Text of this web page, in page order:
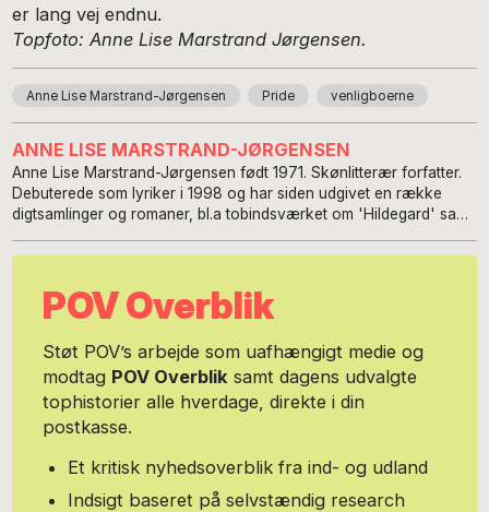
er lang vej endnu.
Topfoto: Anne Lise Marstrand Jørgensen.
Anne Lise Marstrand-Jørgensen Pride venligboerne
ANNE LISE MARSTRAND-JØRGENSEN
Anne Lise Marstrand-Jørgensen født 1971. Skønlitterær forfatter.
Debuterede som lyriker i 1998 og har siden udgivet en række
digtsamlinger og romaner, bl.a tobindsværket om 'Hildegard' samt
flere sprog. Involveret i flygtningemodtagelse gennem
flygtninge fair behandling og ordentlig retssikkerhed gennem
andre initiativer. Bor på Nørrebro med mand og 4 børn.
POV Overblik
Støt POV’s arbejde som uafhængigt medie og
modtag POV Overbliksamt dagens udvalgte
tophistorier alle hverdage, direkte i din
postkasse.
Et kritisk nyhedsoverblik fra ind- og udland
Indsigt baseret på selvstændig research